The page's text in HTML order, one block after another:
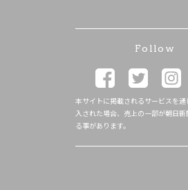
Follow
本サイトに掲載されるサービスを
入された場合、売上の一部が朝日
る事があります。